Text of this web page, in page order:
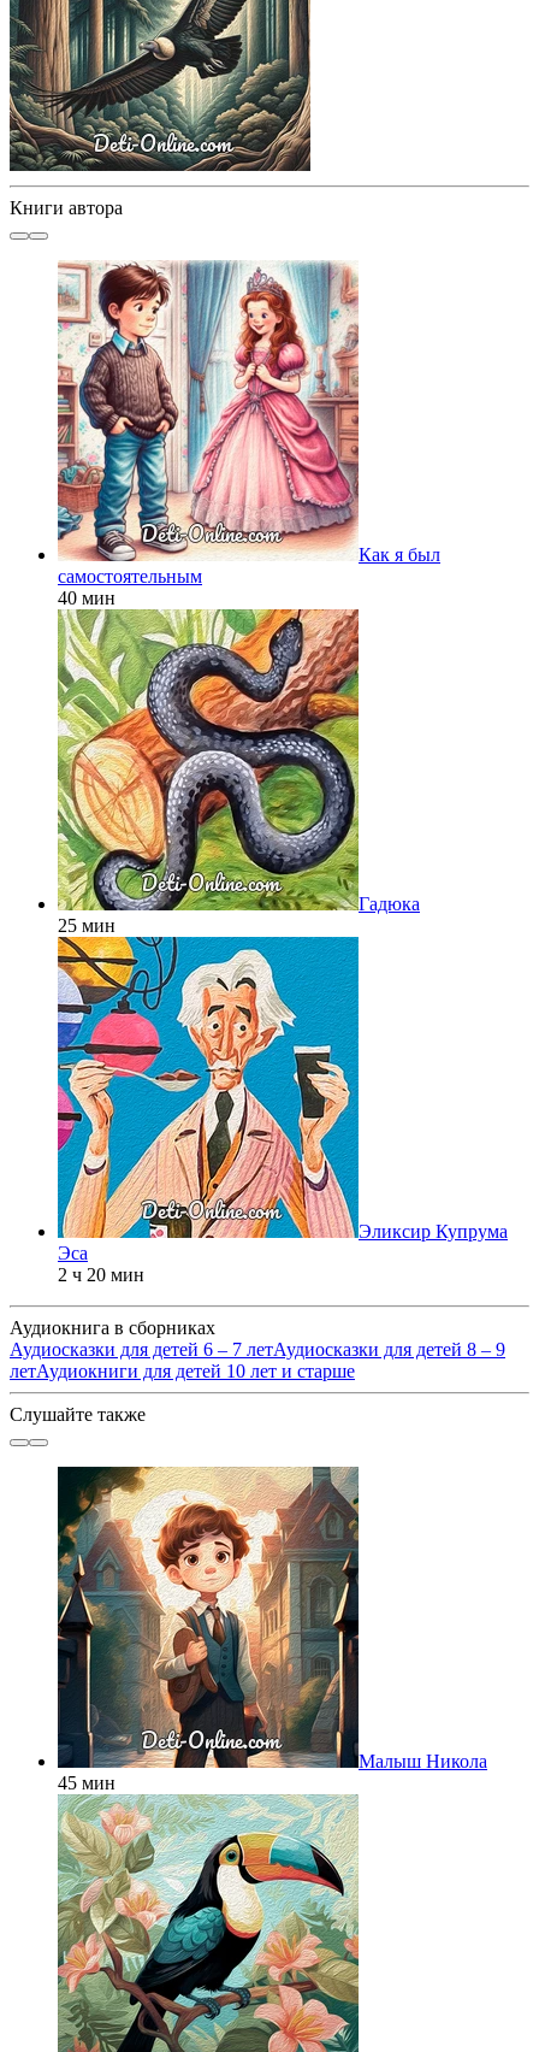
Книги автора
Как я был
самостоятельным
40 мин
Гадюка
25 мин
Эликсир Купрума
Эса
2 ч 20 мин
Аудиокнига в сборниках
Аудиосказки для детей 6 – 7 летАудиосказки для детей 8 – 9
летАудиокниги для детей 10 лет и старше
Слушайте также
Малыш Никола
45 мин